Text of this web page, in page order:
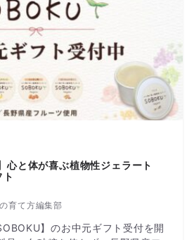
心と体が喜ぶ植物性ジェラート
育て方編集部
】のお中元ギフト受付を開